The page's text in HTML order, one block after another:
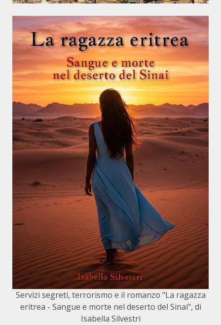
Servizi segreti, terrorismo e il romanzo "La ragazza
eritrea - Sangue e morte nel deserto del Sinai", di
Isabella Silvestri